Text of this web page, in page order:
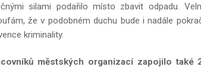
silami podařilo místo zbavit odpadu.
že v podobném duchu bude i nadále
kriminality.
městských organizací zapojilo